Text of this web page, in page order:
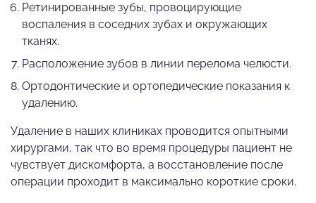
Ретинированные зубы, провоцирующие
воспаления в соседних зубах и окружающих
тканях.
Расположение зубов в линии перелома челюсти.
Ортодонтические и ортопедические показания к
удалению.
Удаление в наших клиниках проводится опытными
хирургами, так что во время процедуры пациент не
чувствует дискомфорта, а восстановление после
операции проходит в максимально короткие сроки.